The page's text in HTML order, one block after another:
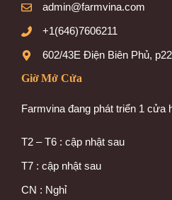
admin@farmvina.com
+1(646)7606211
602/43E Điện Biên Phủ,
Giờ Mở Cửa
Farmvina đang phát triển 1 cửa
T2 – T6 : cập nhật sau
T7 : cập nhật sau
CN : Nghỉ